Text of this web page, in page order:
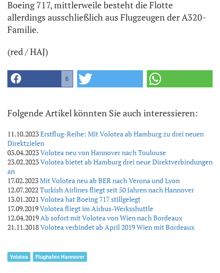
Boeing 717, mittlerweile besteht die Flotte
allerdings ausschließlich aus Flugzeugen der A320-
Familie.
(red / HAJ)
6
Folgende Artikel könnten Sie auch interessieren:
11.10.2023Erstflug-Reihe: Mit Volotea ab Hamburg zu drei neuen
Direktzielen
03.04.2023Volotea neu von Hannover nach Toulouse
23.02.2023Volotea bietet ab Hamburg drei neue Direktverbindungen
an
17.02.2023Mit Volotea neu ab BER nach Verona und Lyon
12.07.2022Turkish Airlines fliegt seit 50 Jahren nach Hannover
13.01.2021 Volotea hat Boeing 717 stillgelegt
17.09.2019Volotea fliegt im Airbus-Werksshuttle
12.04.2019Ab sofort mit Volotea von Wien nach Bordeaux
21.11.2018Volotea verbindet ab April 2019 Wien mit Bordeaux
Volotea Flughafen Hannover